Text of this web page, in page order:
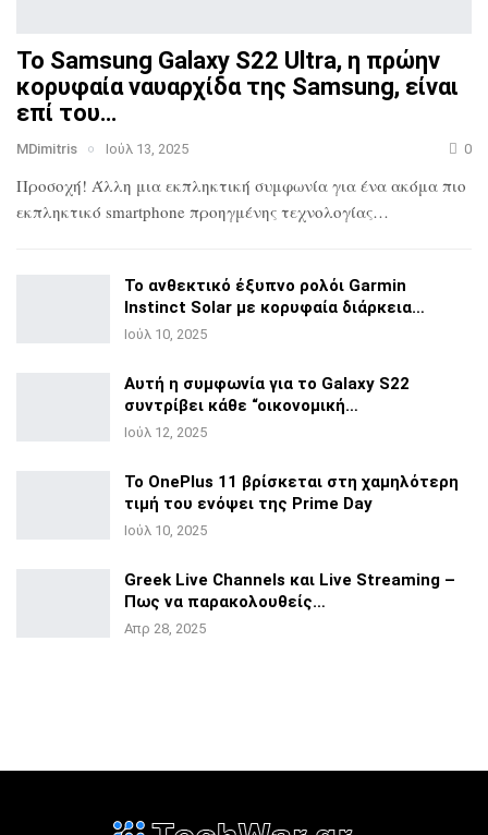
Το Samsung Galaxy S22 Ultra, η πρώην
κορυφαία ναυαρχίδατης Samsung, είναι
επί του…
MDimitris Ιούλ 13, 2025 0
Προσοχή! Άλλη μια εκπληκτική συμφωνία για ένα ακόμα πιο
εκπληκτικό smartphone προηγμένης τεχνολογίας…
Το ανθεκτικό έξυπνο ρολόι Garmin
Instinct Solar με κορυφαία διάρκεια…
Ιούλ 10, 2025
Αυτή η συμφωνία για το Galaxy S22
συντρίβει κάθε “οικονομική…
Ιούλ 12, 2025
Το OnePlus 11 βρίσκεται στη χαμηλότερη
τιμή του ενόψει της Prime Day
Ιούλ 10, 2025
Greek Live Channels και Live Streaming –
Πως να παρακολουθείς…
Απρ 28, 2025